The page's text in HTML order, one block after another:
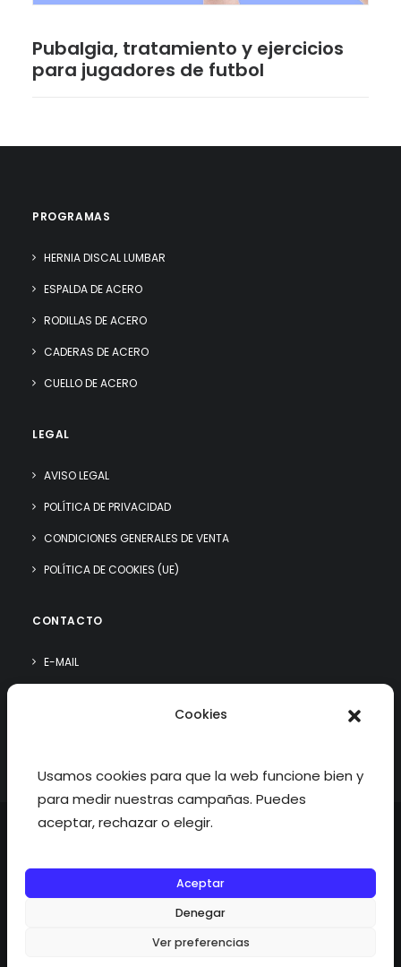
Cookies
Usamos cookies para que la web funcione bien y
para medir nuestras campañas. Puedes
aceptar, rechazar o elegir.
Aceptar
Denegar
Ver preferencias
Pubalgia, tratamiento y ejercicios
para jugadores de futbol
PROGRAMAS
HERNIA DISCAL LUMBAR
ESPALDA DE ACERO
RODILLAS DE ACERO
CADERAS DE ACERO
CUELLO DE ACERO
LEGAL
AVISO LEGAL
POLÍTICA DE PRIVACIDAD
CONDICIONES GENERALES DE VENTA
POLÍTICA DE COOKIES (UE)
CONTACTO
E-MAIL
©2026 fisioterapiatualcance todos los derechos reservados.